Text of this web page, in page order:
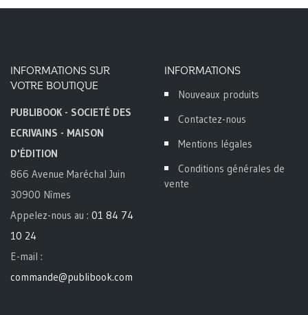
INFORMATIONS SUR
VOTRE BOUTIQUE
PUBLIBOOK - SOCIETÉ DES
ECRIVAINS - MAISON
D'ÉDITION
866 Avenue Maréchal Juin
30900 Nîmes
Appelez-nous au : 01 84 74
10 24
E-mail :
commande@publibook.com
INFORMATIONS
Nouveaux produits
Contactez-nous
Mentions légales
Conditions générales de
vente